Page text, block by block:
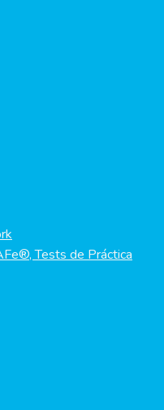
Tests de Práctica